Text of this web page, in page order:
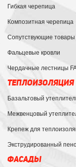
Гибкая черепица
Композитная черепица
Сопутствующие товары
Фальцевые кровли
Чердачные лестницы
ТЕПЛОИЗОЛЯЦИЯ
Базальтовый
Межвенцовый
Крепеж для
Экструдированный
ФАСАДЫ